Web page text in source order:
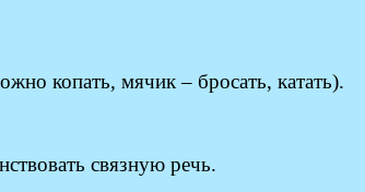
копать, мячик – бросать, катать).
связную речь.